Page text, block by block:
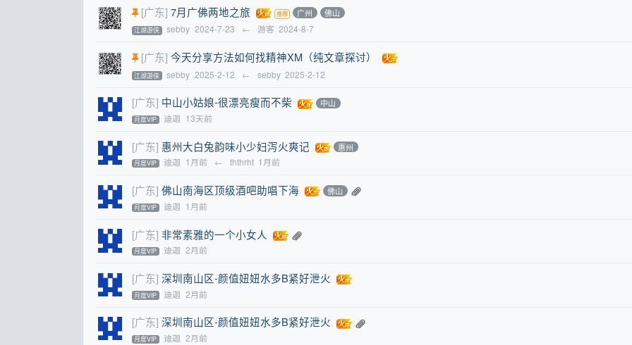
[广东] 7月广佛两地之旅 广州 佛山
江湖游侠 sebby 2024-7-23 ← 游客 2024-8-7
[广东] 今天分享方法如何找精神XM（纯文章探讨）
江湖游侠 sebby 2025-2-12 ← sebby 2025-2-12
[广东] 中山小姑娘-很漂亮瘦而不柴 中山
月度VIP 迪迦 13天前
[广东] 惠州大白兔韵味小少妇泻火爽记 惠州
月度VIP 迪迦 1月前 ← ththrht 1月前
[广东] 佛山南海区顶级酒吧助唱下海 佛山
月度VIP 迪迦 1月前
[广东] 非常素雅的一个小女人
月度VIP 迪迦 2月前
[广东] 深圳南山区-颜值妞妞水多B紧好泄火
月度VIP 迪迦 2月前
[广东] 深圳南山区-颜值妞妞水多B紧好泄火
月度VIP 迪迦 2月前